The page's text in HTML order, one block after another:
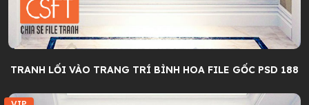
TRANH LỐI VÀO TRANG TRÍ BÌNH HOA FILE GỐC PSD 188